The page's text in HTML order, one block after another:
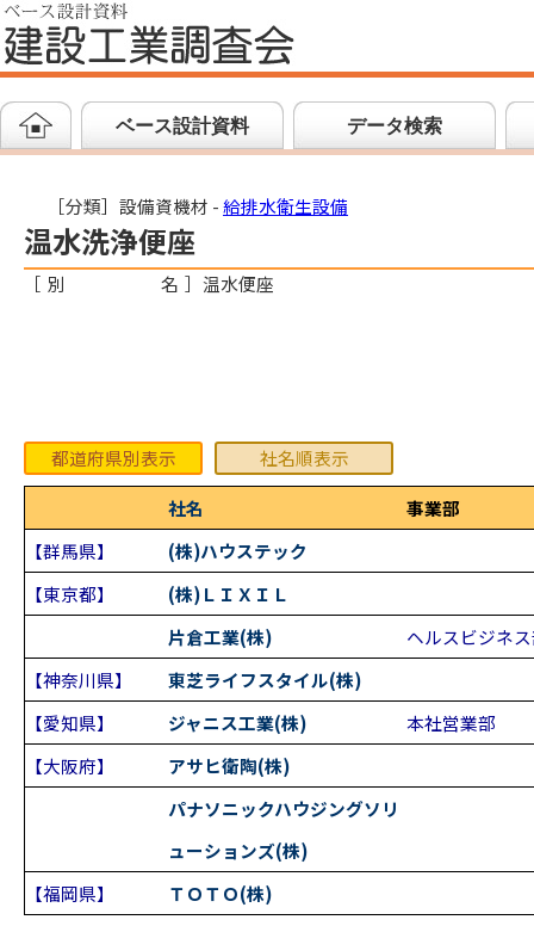
ベース設計資料 データ検索
［分類］設備資機材 -給排水衛生設備
温水洗浄便座
［ 別名 ］ 温水便座
都道府県別表示
社名順表示
社名
事業部
【群馬県】
(株)ハウステック
【東京都】
(株)ＬＩＸＩＬ
片倉工業(株)
ヘルスビジネ
【神奈川県】
東芝ライフスタイル(株)
【愛知県】
ジャニス工業(株)
本社営業部
【大阪府】
アサヒ衛陶(株)
パナソニックハウジングソリ
ューションズ(株)
【福岡県】
ＴＯＴＯ(株)